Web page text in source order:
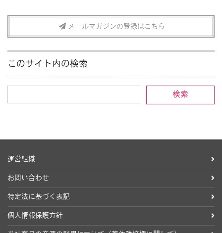
メールマガジンの登録はこちら
このサイト内の検索
運営組織
お問い合わせ
特定法に基づく表記
個人情報保護方針